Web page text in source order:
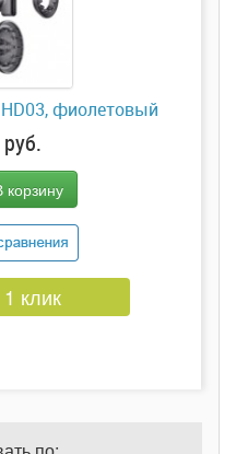
фиолетовый
клик